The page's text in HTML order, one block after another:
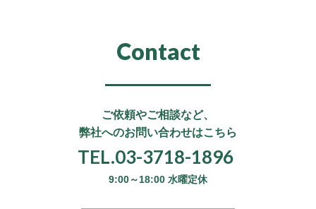
Contact
ご依頼やご相談など、
弊社へのお問い合わせはこちら
TEL.03-3718-1896
9:00～18:00 水曜定休